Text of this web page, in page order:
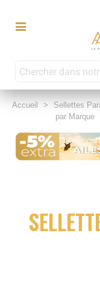
Accueil > Sellettes
par Marque